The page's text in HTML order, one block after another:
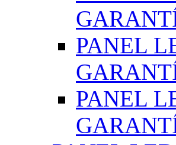
PANEL
PANEL